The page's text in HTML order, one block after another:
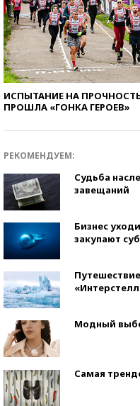
ИСПЫТАНИЕ НА
ПРОШЛА «ГОНКА ГЕРОЕВ»
РЕКОМЕНДУЕМ:
Судьба
завещаний
Бизнес
закупают
Модный
Самая